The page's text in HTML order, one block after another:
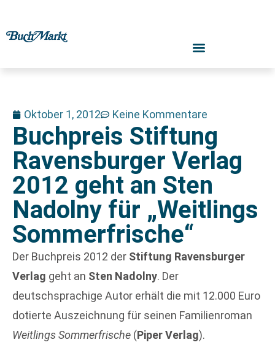
Oktober 1, 2012 Keine Kommentare
Buchpreis Stiftung
Ravensburger Verlag
2012 geht an Sten
Nadolny für „Weitlings
Sommerfrische“
Der Buchpreis 2012 der Stiftung Ravensburger
Verlag geht an Sten Nadolny. Der
deutschsprachige Autor erhält die mit 12.000 Euro
dotierte Auszeichnung für seinen Familienroman
Weitlings Sommerfrische (Piper Verlag).